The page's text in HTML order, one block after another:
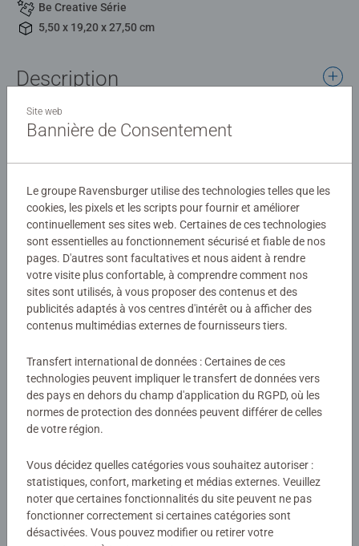
Be Creative Série
5,50 x 19,20 x 27,50 cm
Description
Personnalise ton style avec des bracelets Kumihimo à
combiner les 50 motifs de tatouage différents. Kumihimo
Les deux roues Kumihimo ronde et carré te permettront de
réaliser des modèles originaux ! 6 couleurs de fil et 12
perles sont à ta disposition dans ce coffret ! Une notice
explicative est incluse. A partir de 6 ans.
Ce produit est composé de matériaux issus de forêts bien
gérées, de matériaux recyclés et de matériaux issus
d’autres sources contrôlées.
Détails
Numéro d'article:
12028011
EAN:
4005555280118
Avertissements et informations du fabricant
Produits similaires
Aucune évaluation n'a encore été
soumise
0/0
Site web
Bannière de Consentement
Le groupe Ravensburger utilise des technologies telles que les
cookies, les pixels et les scripts pour fournir et améliorer
continuellement ses sites web. Certaines de ces technologies
sont essentielles au fonctionnement sécurisé et fiable de nos
pages. D'autres sont facultatives et nous aident à rendre
votre visite plus confortable, à comprendre comment nos
sites sont utilisés, à vous proposer des contenus et des
publicités adaptés à vos centres d'intérêt ou à afficher des
contenus multimédias externes de fournisseurs tiers.
Transfert international de données : Certaines de ces
technologies peuvent impliquer le transfert de données vers
des pays en dehors du champ d'application du RGPD, où les
normes de protection des données peuvent différer de celles
de votre région.
Vous décidez quelles catégories vous souhaitez autoriser :
statistiques, confort, marketing et médias externes. Veuillez
noter que certaines fonctionnalités du site peuvent ne pas
fonctionner correctement si certaines catégories sont
désactivées. Vous pouvez modifier ou retirer votre